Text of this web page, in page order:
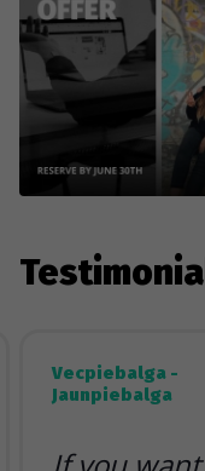
Vecpiebalga -
Jaunpiebalga